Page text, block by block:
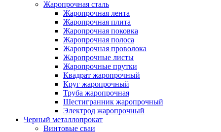
Жаропрочная сталь
Жаропрочная лента
Жаропрочная плита
Жаропрочная поковка
Жаропрочная полоса
Жаропрочная проволока
Жаропрочные листы
Жаропрочные прутки
Квадрат жаропрочный
Круг жаропрочный
Труба жаропрочная
Шестигранник жаропрочный
Электрод жаропрочный
Черный металлопрокат
Винтовые сваи